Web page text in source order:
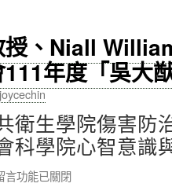
以
廖
、
授、Niall
年度「吳大
joycechin
衛生學院傷害防
科學院心智意
言功能已關閉